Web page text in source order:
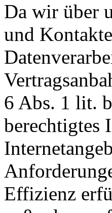
Da wir über
und
6 Abs. 1 lit.
berechtigtes
Effizienz